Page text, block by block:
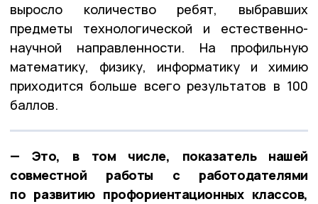
выросло количество ребят, выбравших
предметы технологической и естественно-
научной направленности. На профильную
математику, физику, информатику и химию
приходится больше всего результатов в 100
баллов.
— Это, в том числе, показатель нашей
совместной работы с работодателями
по развитию профориентационных классов,